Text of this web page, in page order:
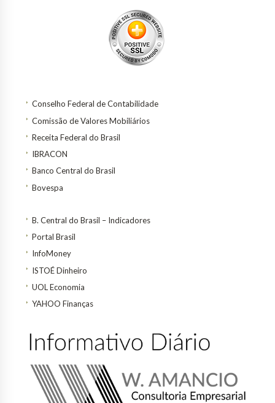
Conselho Federal de Contabilidade
Comissão de Valores Mobiliários
Receita Federal do Brasil
IBRACON
Banco Central do Brasil
Bovespa
B. Central do Brasil – Indicadores
Portal Brasil
InfoMoney
ISTOÉ Dinheiro
UOL Economia
YAHOO Finanças